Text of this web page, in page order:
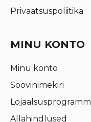
Privaatsuspoliitika
MINU KONTO
Minu konto
Soovinimekiri
Lojaalsusprogramm
Allahindlused